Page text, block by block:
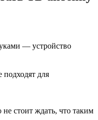
для
стоит ждать, что таким